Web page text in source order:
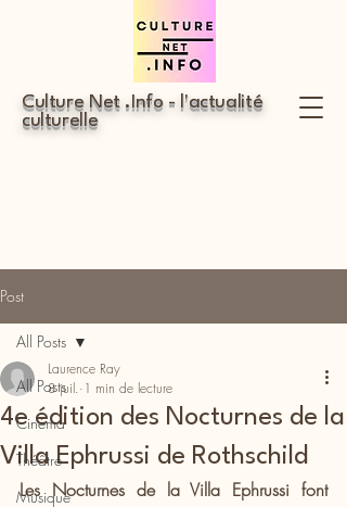
Culture Net .Info - l'actualité
culturelle
Post
All Posts
Cinéma
Théâtre
Musique
All Posts
4e édition des Nocturnes de la
Villa Ephrussi de Rothschild
Laurence Ray
8 juil. 1 min de lecture
Les Nocturnes de la Villa Ephrussi font